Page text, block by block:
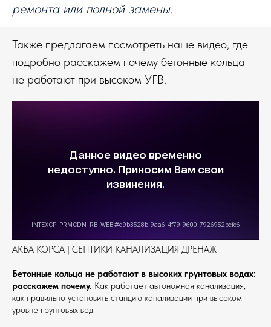
ремонта или полной замены.
Также предлагаем посмотреть наше видео, где
подробно расскажем почему бетонные кольца
не работают при высоком УГВ.
АКВА КОРСА | СЕПТИКИ КАНАЛИЗАЦИЯ ДРЕНАЖ
Бетонные кольца не работают в высоких грунтовых водах:
расскажем почему. Как работает автономная канализация,
как правильно установить станцию канализации при высоком
уровне грунтовых вод.